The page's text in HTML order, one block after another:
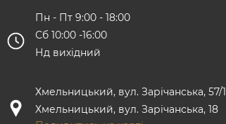
Пн - Пт 9:00 - 18:00
Сб 10:00 -16:00
Нд вихідний
Хмельницький, вул. Зарічанська, 57/1
Хмельницький, вул. Зарічанська, 18